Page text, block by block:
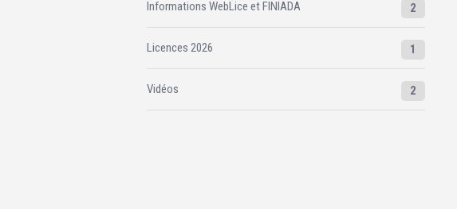
Informations WebLice et FINIADA 2
Licences 2026 1
Vidéos 2